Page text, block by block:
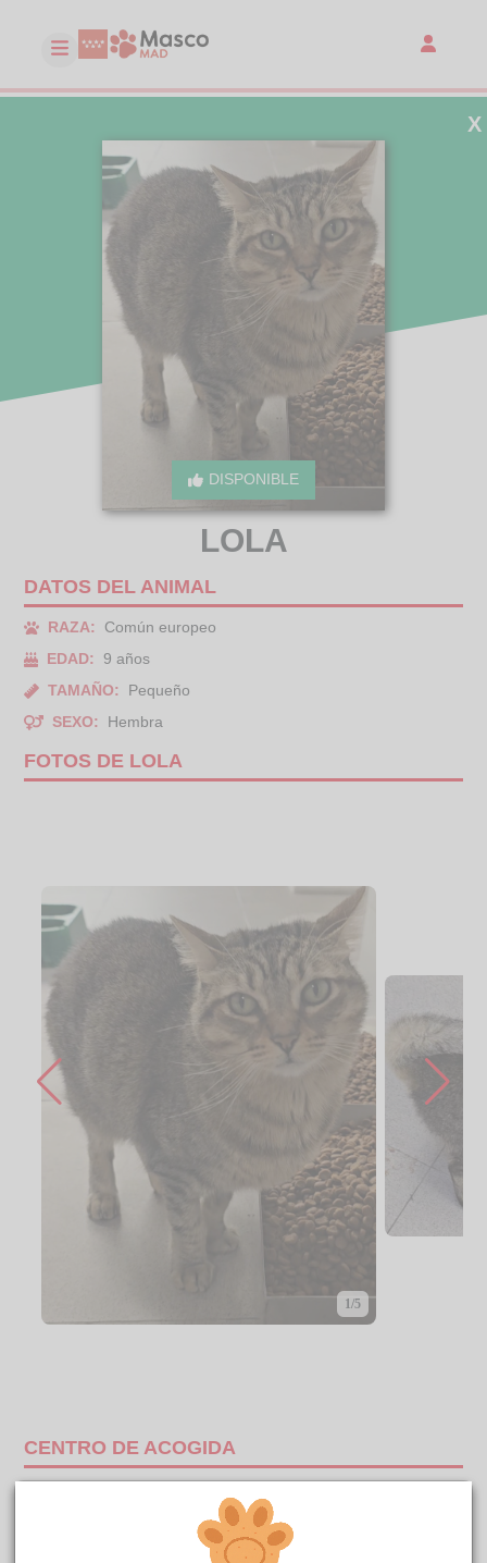
DISPONIBLE
X
LOLA
DATOS DEL ANIMAL
RAZA:
Común europeo
EDAD:
9 años
TAMAÑO:
Pequeño
SEXO:
Hembra
FOTOS DE LOLA
1/5
CENTRO DE ACOGIDA